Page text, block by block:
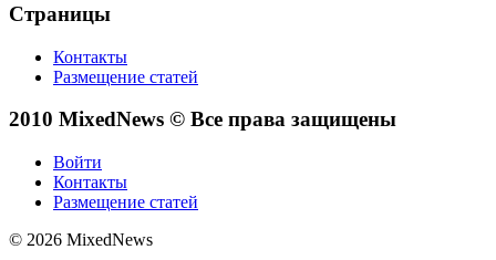
Страницы
Контакты
Размещение статей
2010 MixedNews © Все права защищены
Войти
Контакты
Размещение статей
© 2026 MixedNews